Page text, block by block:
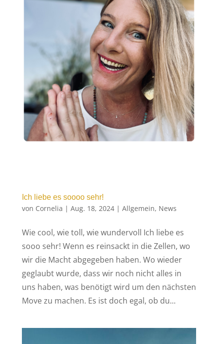
Ich liebe es soooo sehr!
von Cornelia | Aug. 18, 2024| Allgemein, News
Wie cool, wie toll, wie wundervoll Ich liebe es
sooo sehr! Wenn es reinsackt in die Zellen, wo
wir die Macht abgegeben haben. Wo wieder
geglaubt wurde, dass wir noch nicht alles in
uns haben, was benötigt wird um den nächsten
Move zu machen. Es ist doch egal, ob du...